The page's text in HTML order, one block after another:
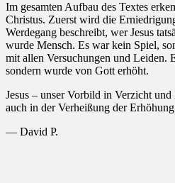
Im gesamten Aufbau des Textes
Christus. Zuerst wird die
Werdegang beschreibt, wer Jesus
wurde Mensch. Es war kein Spiel,
mit allen Versuchungen und Leiden.
sondern wurde von Gott erhöht.
Jesus – unser Vorbild in Verzicht
auch in der Verheißung der
— David P.